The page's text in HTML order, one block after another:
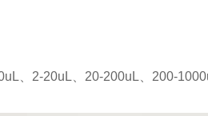
、2-20uL、20-200uL、200-